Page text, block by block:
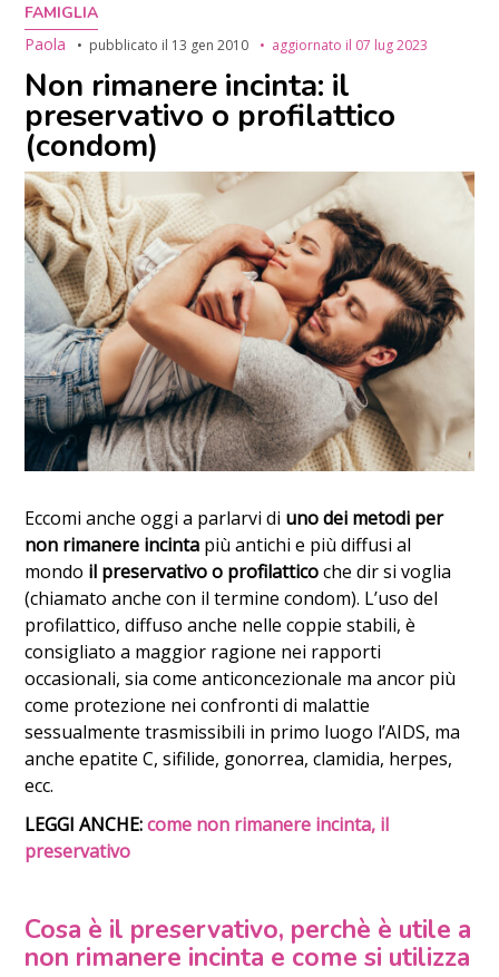
FAMIGLIA
Paola
pubblicato il 13 gen 2010 aggiornato il 07 lug 2023
Non rimanere incinta: il
preservativo o profilattico
(condom)
Eccomi anche oggi a parlarvi di uno dei metodi per
non rimanere incinta più antichi e più diffusi al
mondo il preservativo o profilatticoche dir si voglia
(chiamato anche con il termine condom). L’uso del
profilattico, diffuso anche nelle coppie stabili, è
consigliato a maggior ragione nei rapporti
occasionali, sia come anticoncezionale ma ancor più
come protezione nei confronti di malattie
sessualmente trasmissibili in primo luogo l’AIDS, ma
anche epatite C, sifilide, gonorrea, clamidia, herpes,
ecc.
LEGGI ANCHE:come non rimanere incinta, il
preservativo
Cosa è il preservativo, perchè è utile a
non rimanere incinta e come si utilizza